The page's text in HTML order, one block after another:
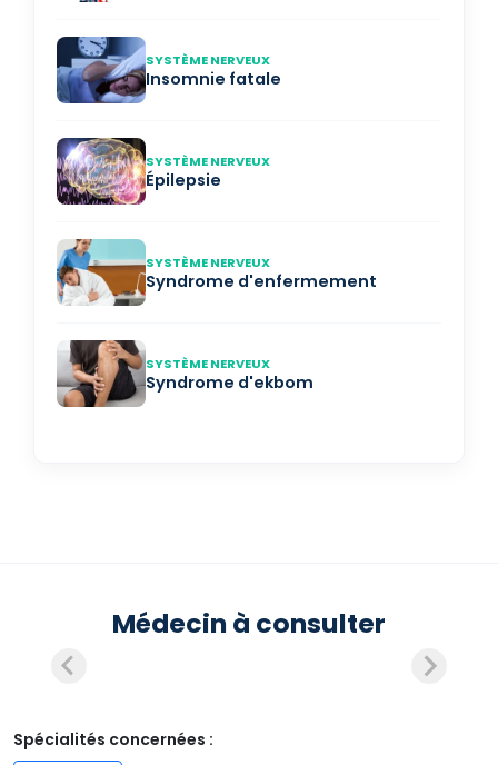
SYSTÈME NERVEUX
Insomnie fatale
SYSTÈME NERVEUX
Épilepsie
SYSTÈME NERVEUX
Syndrome d'enfermement
SYSTÈME NERVEUX
Syndrome d'ekbom
Médecin à consulter
Spécialités concernées :